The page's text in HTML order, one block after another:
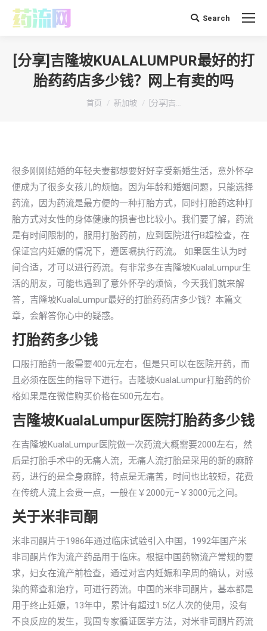
搜 Search
[分享]吉隆坡KUALALUMPUR最好的打
胎药药店多少钱？网上有卖的吗
你在这里：
首页 新加坡 [分享]吉…
很多刚刚结婚的年轻夫妻都想要好好享受新婚生活，意外怀孕
便成为了很多女孩儿的烦恼。因为年龄和婚姻问题，只能选择
药流，因为药流是最方便的一种打胎方式，同时打胎药这种打
胎方式对女性的身体健康的损害也比较小。我们要了解，药流
是有时间限制的，服用打胎药前，应到医院进行B超检查，在
保证宫内妊娠的情况下，遵医嘱执行药流。 如果医生认为时
间合适，才可以进行药流。有非常多在吉隆坡KualaLumpur生
活的朋友，可能也遇到了意外怀孕的烦恼，今天我们就来解
答，吉隆坡KualaLumpur最好的打胎药药店多少钱？本篇文
章，会解答你心中的疑惑。
打胎药多少钱
口服打胎药一般需要400元左右，但是只可以在医院开药，而
且必须在医生的指导下进行。吉隆坡KualaLumpur打胎药的价
格如果是在微信购买价格在500元左右。
吉隆坡KualaLumpur医院打胎药多少钱
在吉隆坡KualaLumpur医院做一次药流大概需要2000左右，然
后是打胎手术中的无痛人流，无痛人流打胎是采用的新的麻醉
药，进行的是全身麻醉，特点是无痛苦，时间也比较短，花费
在传统人流上会贵一点，一般在￥2000元–￥3000元之间。
关于米非司酮
米非司酮片于1986年通过临床试验引入中国，1992年国产米
非司酮片作为流产药品用于临床。根据中国药物流产常规的要
求，妇女在流产前检查，通过对宫内妊娠和孕周的确认，对感
染的筛查和治疗，可进行药流。中国的米非司酮片，基本都是
用于终止妊娠，13年中，累计有超过1.5亿人次的使用，没有
不良反应的发生，我国专家循证医学方法，对米非司酮片药流